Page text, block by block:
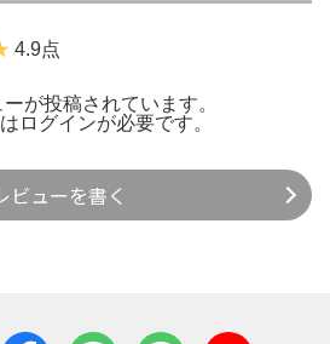
4.9点
が投稿されています。
ログインが必要です。
ビューを書く